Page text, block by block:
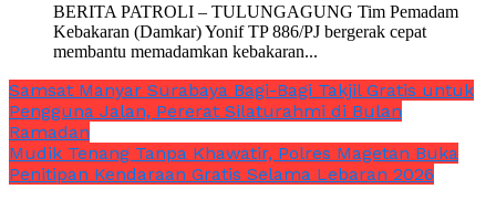
BERITA PATROLI – TULUNGAGUNG Tim Pemadam
Kebakaran (Damkar) Yonif TP 886/PJ bergerak cepat
membantu memadamkan kebakaran...
Samsat Manyar Surabaya Bagi-Bagi Takjil Gratis untuk
Pengguna Jalan, Pererat Silaturahmi di Bulan
Ramadan
Mudik Tenang Tanpa Khawatir, Polres Magetan Buka
Penitipan Kendaraan Gratis Selama Lebaran 2026